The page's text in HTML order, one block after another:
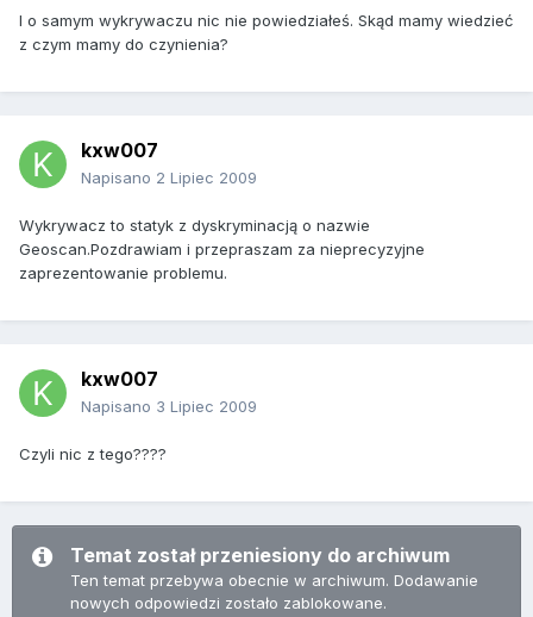
I o samym wykrywaczu nic nie powiedziałeś. Skąd mamy wiedzieć
z czym mamy do czynienia?
kxw007
Napisano 2 Lipiec 2009
Wykrywacz to statyk z dyskryminacją o nazwie
Geoscan.Pozdrawiam i przepraszam za nieprecyzyjne
zaprezentowanie problemu.
kxw007
Napisano 3 Lipiec 2009
Czyli nic z tego????
Temat został przeniesiony do archiwum
Ten temat przebywa obecnie w archiwum. Dodawanie
nowych odpowiedzi zostało zablokowane.